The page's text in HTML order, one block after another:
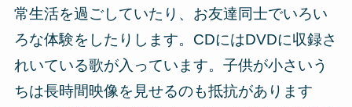
常生活を過ごしていたり、お友達同士でいろい
ろな体験をしたりします。CDにはDVDに収録さ
れいている歌が入っています。子供が小さいう
ちは長時間映像を見せるのも抵抗があります